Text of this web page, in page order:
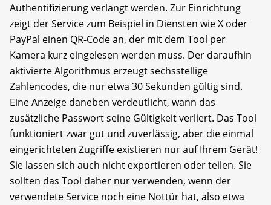
Authentifizierung verlangt werden. Zur Einrichtung
zeigt der Service zum Beispiel in Diensten wie X oder
PayPal einen QR-Code an, der mit dem Tool per
Kamera kurz eingelesen werden muss. Der daraufhin
aktivierte Algorithmus erzeugt sechsstellige
Zahlencodes, die nur etwa 30 Sekunden gültig sind.
Eine Anzeige daneben verdeutlicht, wann das
zusätzliche Passwort seine Gültigkeit verliert. Das Tool
funktioniert zwar gut und zuverlässig, aber die einmal
eingerichteten Zugriffe existieren nur auf Ihrem Gerät!
Sie lassen sich auch nicht exportieren oder teilen. Sie
sollten das Tool daher nur verwenden, wenn der
verwendete Service noch eine Nottür hat, also etwa